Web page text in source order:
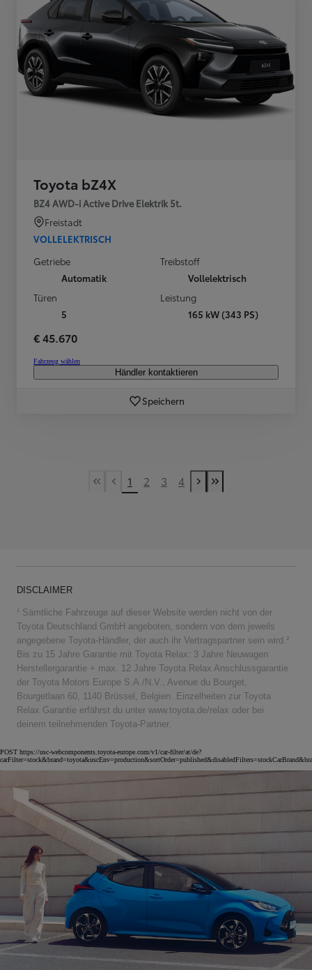
Toyota bZ4X
BZ4 AWD-i Active Drive Elektrik 5t.
Freistadt
VOLLELEKTRISCH
Getriebe
Automatik
Treibstoff
Vollelektrisch
Türen
5
Leistung
165 kW (343 PS)
€ 45.670
Fahrzeug wählen
Händler kontaktieren
Speichern
First Page
Vorherige Seite
1 2 3 4
Nächste Seite
Last Page
DISCLAIMER
¹ Sämtliche Fahrzeuge auf dieser Website werden nicht von der
Toyota Deutschland GmbH angeboten, sondern von dem jeweils
angegebene Toyota-Händler, der auch ihr Vertragspartner sein wird.²
Bis zu 15 Jahre Garantie mit Toyota Relax: 3 Jahre Neuwagen
Herstellergarantie + max. 12 Jahre Toyota Relax Anschlussgarantie
der Toyota Motors Europe S.A./N.V., Avenue du Bourget,
Bourgetlaan 60, 1140 Brüssel, Belgien. Einzelheiten zur Toyota
Relax Garantie erfährst du unter www.toyota.de/relax oder bei
deinem teilnehmenden Toyota-Partner.
POST https://usc-webcomponents.toyota-europe.com/v1/car-filter/at/de?